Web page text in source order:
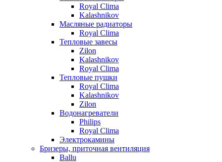
Royal Clima
Kalashnikov
Масляные радиаторы
Royal Clima
Тепловые завесы
Zilon
Kalashnikov
Royal Clima
Тепловые пушки
Royal Clima
Kalashnikov
Zilon
Водонагреватели
Philips
Royal Clima
Электрокамины
Бризеры, приточная вентиляция
Ballu